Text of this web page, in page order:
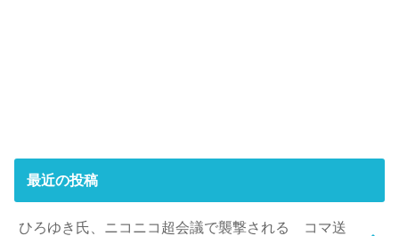
最近の投稿
ひろゆき氏、ニコニコ超会議で襲撃される コマ送